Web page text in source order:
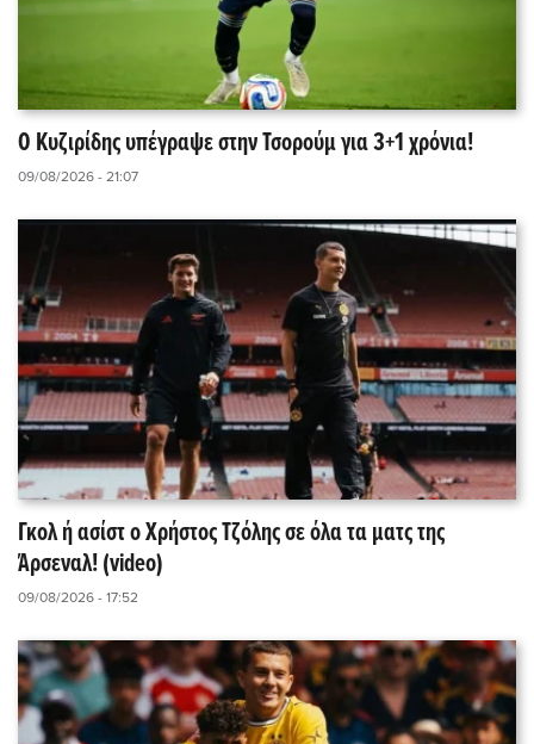
Ο Κυζιρίδης υπέγραψε στην Τσορούμ για 3+1 χρόνια!
09/08/2026 - 21:07
Γκολ ή ασίστ ο Χρήστος Τζόλης σε όλα τα ματς της
Άρσεναλ! (video)
09/08/2026 - 17:52